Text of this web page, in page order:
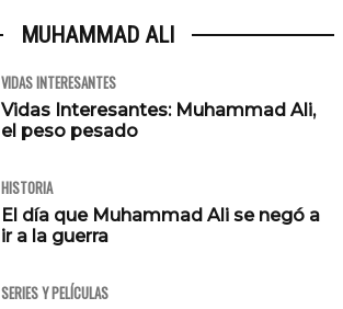
MUHAMMAD ALI
VIDAS INTERESANTES
Vidas Interesantes: Muhammad Ali,
el peso pesado
HISTORIA
El día que Muhammad Ali se negó a
ir a la guerra
SERIES Y PELÍCULAS